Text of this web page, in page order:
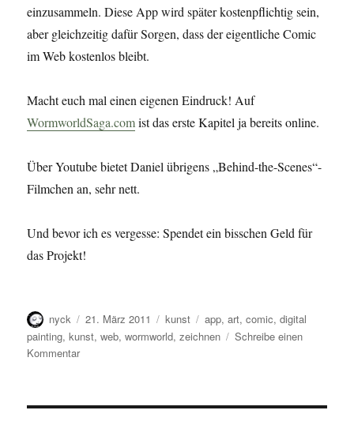
einzusammeln. Diese App wird später kostenpflichtig sein,
aber gleichzeitig dafür Sorgen, dass der eigentliche Comic
im Web kostenlos bleibt.
Macht euch mal einen eigenen Eindruck! Auf
WormworldSaga.comist das erste Kapitel ja bereits online.
Über Youtube bietet Daniel übrigens „Behind-the-Scenes“-
Filmchen an, sehr nett.
Und bevor ich es vergesse: Spendet ein bisschen Geld für
das Projekt!
Autor
nyck
Veröffentlicht
am
21. März 2011 Kategorien
kunst Schlagwörter
app,art,comic,digital
painting,kunst,web,wormworld,zeichnen
Schreibe einen
Kommentarzu